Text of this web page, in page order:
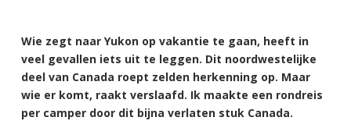
Wie zegt naar Yukon op vakantie te gaan, heeft in
veel gevallen iets uit te leggen. Dit noordwestelijke
deel van Canada roept zelden herkenning op. Maar
wie er komt, raakt verslaafd. Ik maakte een rondreis
per camper door dit bijna verlaten stuk Canada.